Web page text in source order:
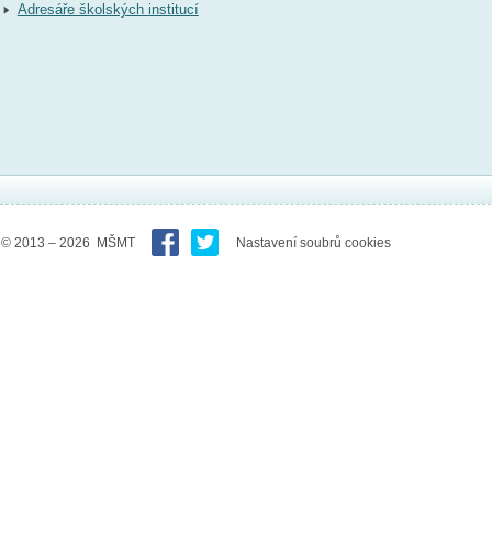
Adresáře školských institucí
© 2013 – 2026 MŠMT Nastavení soubrů cookies